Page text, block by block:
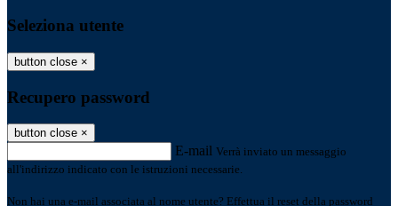
Seleziona utente
button close ×
Recupero password
button close ×
E-mail Verrà inviato un messaggio
all'indirizzo indicato con le istruzioni necessarie.
Non hai una e-mail associata al nome utente? Effettua il reset della password